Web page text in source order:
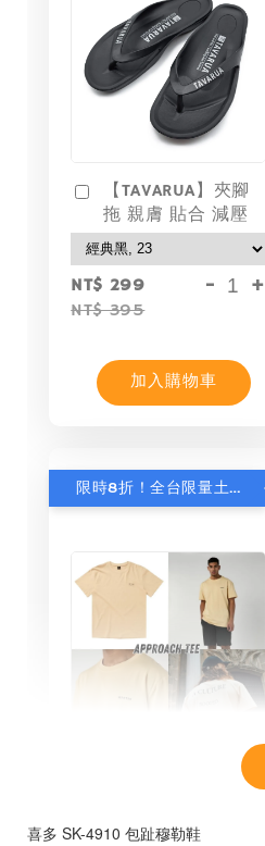
【TAVARUA】夾腳
拖 親膚 貼合 減壓
NT$ 299
NT$ 395
- +
加入購物車
限時8折！全台限量土耳其棉T
【MYSTIC】潮流T恤
喜多 SK-4910 包趾穆勒鞋